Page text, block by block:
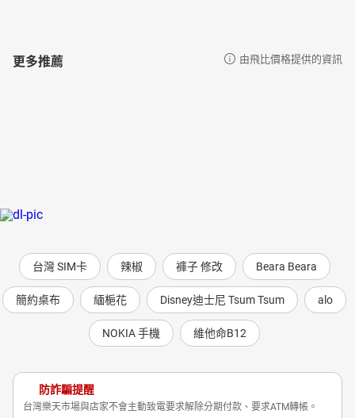
更多推薦 由飛比價格提供的資訊
台灣 SIM卡 辣椒 褲子 修改 Beara Beara
簡約桌布 緬梔花 Disney迪士尼 Tsum Tsum alo
NOKIA 手機 維他命B12
防詐騙提醒
台灣樂天市場與店家不會主動致電要求解除分期付款、要求ATM轉帳。